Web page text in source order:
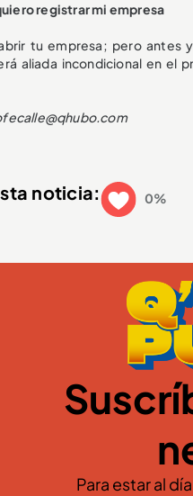
registrar mi empresa
tu empresa; pero antes
aliada incondicional en
noticia: 0%
Para estar al